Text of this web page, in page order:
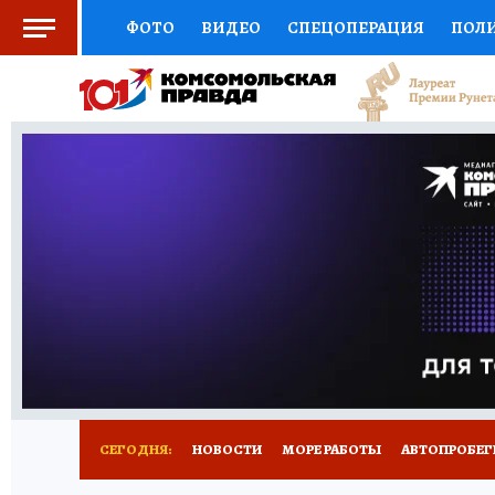
ФОТО ВИДЕО СПЕЦОПЕРАЦИЯ
СОЦПОДДЕРЖКА НАУКА СПОРТ
ВЫБОР ЭКСПЕРТОВ ДОКТОР
ПРОГНОЗЫ НА СПОРТ
НОВОЕ
СЕГОДНЯ: НОВОСТИ МОРЕ РАБОТЫ